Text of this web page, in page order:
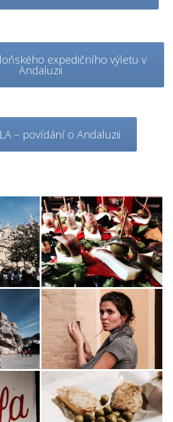
expedičního výletu v
Andaluzii
– povídání o Andaluzii